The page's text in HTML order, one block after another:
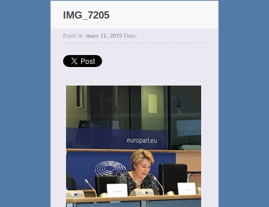
IMG_7205
Posté le: mars 21, 2019 Dans: